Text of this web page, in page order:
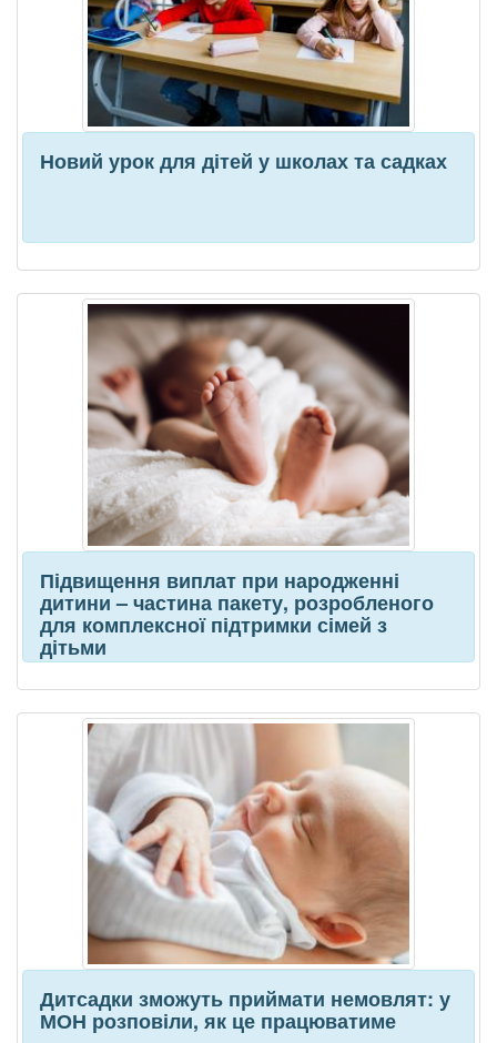
Новий урок для дітей у школах та садках
Підвищення виплат при народженні
дитини – частина пакету, розробленого
для комплексної підтримки сімей з
дітьми
Дитсадки зможуть приймати немовлят: у
МОН розповіли, як це працюватиме